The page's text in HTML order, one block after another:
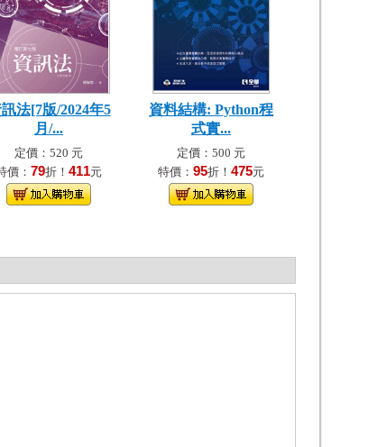
法[7版/2024年5
月/...
定價：520 元
價： 79折！ 411元
資料結構: Python程
式實...
定價：500 元
特價： 95折！ 475元